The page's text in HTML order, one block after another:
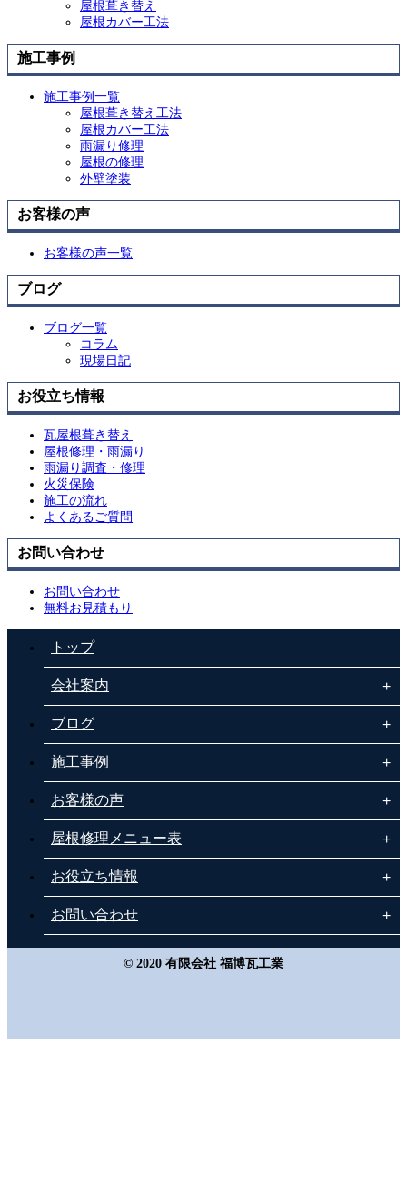
屋根葺き替え
屋根カバー工法
施工事例
施工事例一覧
屋根葺き替え工法
屋根カバー工法
雨漏り修理
屋根の修理
外壁塗装
お客様の声
お客様の声一覧
ブログ
ブログ一覧
コラム
現場日記
お役立ち情報
瓦屋根葺き替え
屋根修理・雨漏り
雨漏り調査・修理
火災保険
施工の流れ
よくあるご質問
お問い合わせ
お問い合わせ
無料お見積もり
トップ
会社案内
ブログ
施工事例
お客様の声
屋根修理メニュー表
お役立ち情報
お問い合わせ
© 2020 有限会社 福博瓦工業